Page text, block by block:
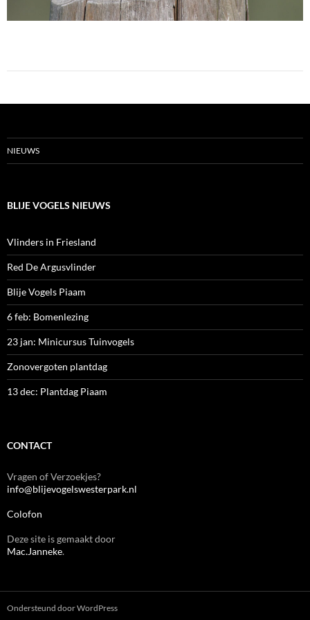
NIEUWS
BLIJE VOGELS NIEUWS
Vlinders in Friesland
Red De Argusvlinder
Blije Vogels Piaam
6 feb: Bomenlezing
23 jan: Minicursus Tuinvogels
Zonovergoten plantdag
13 dec: Plantdag Piaam
CONTACT
Vragen of Verzoekjes?
info@blijevogelswesterpark.nl
Colofon
Deze site is gemaakt door
Mac.Janneke.
Ondersteund door WordPress